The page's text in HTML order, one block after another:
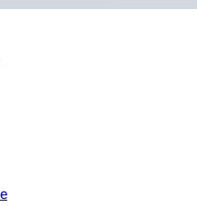
- OUVERTURE DANS UNE NOUVELLE FENÊTRE
- OUVERTURE DANS UNE NOUVELLE